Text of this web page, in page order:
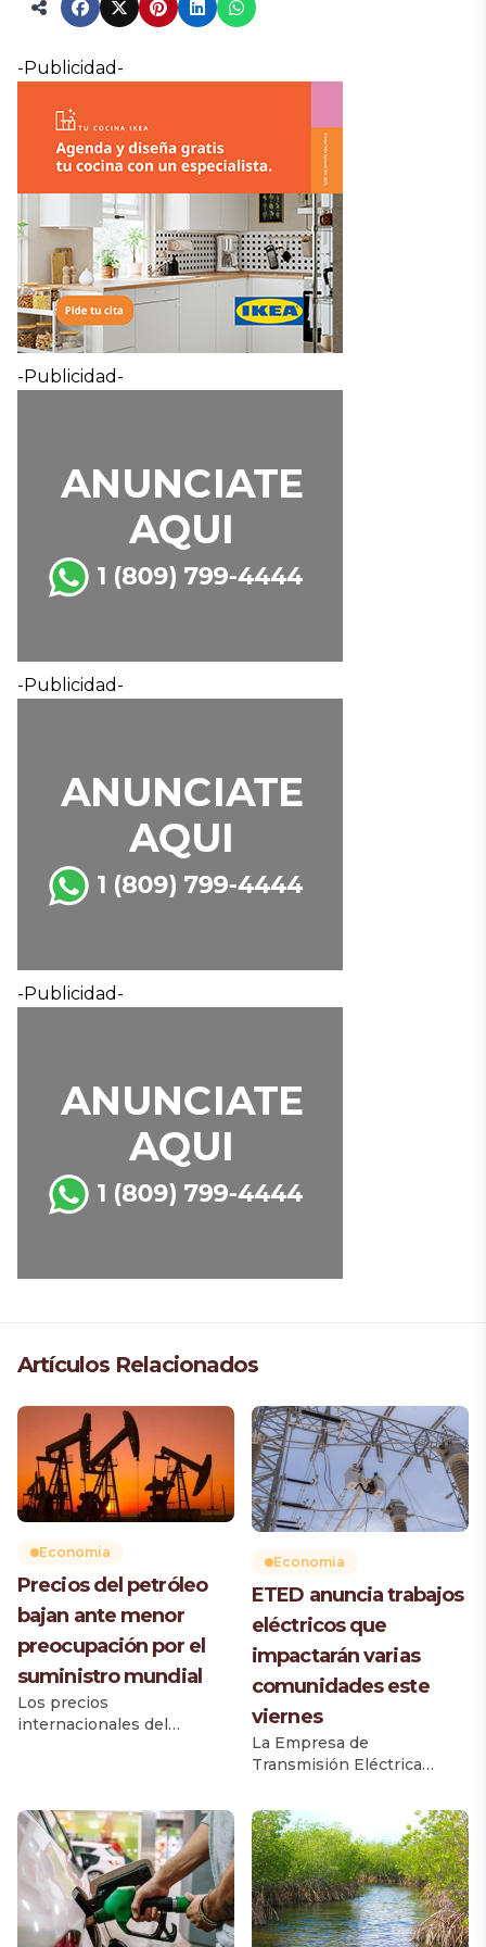
-Publicidad-
-Publicidad-
-Publicidad-
-Publicidad-
Artículos Relacionados
Economia
Precios del petróleo
bajan ante menor
preocupación por el
suministro mundial
Los precios
internacionales del
de que aumentaran los
flujos de crudo y otras
materias primas a través de
corredores marítimos
estratégicos, reduciendo
las preocupaciones sobre
posibles interrupciones en
Economia
ETED anuncia trabajos
eléctricos que
impactarán varias
comunidades este
viernes
La Empresa de
Transmisión Eléctrica
realizará este viernes 31 de
julio trabajos de
mantenimiento en dos
líneas de transmisión,
como parte de su plan de
fortalecimiento de la
infraestructura eléctrica